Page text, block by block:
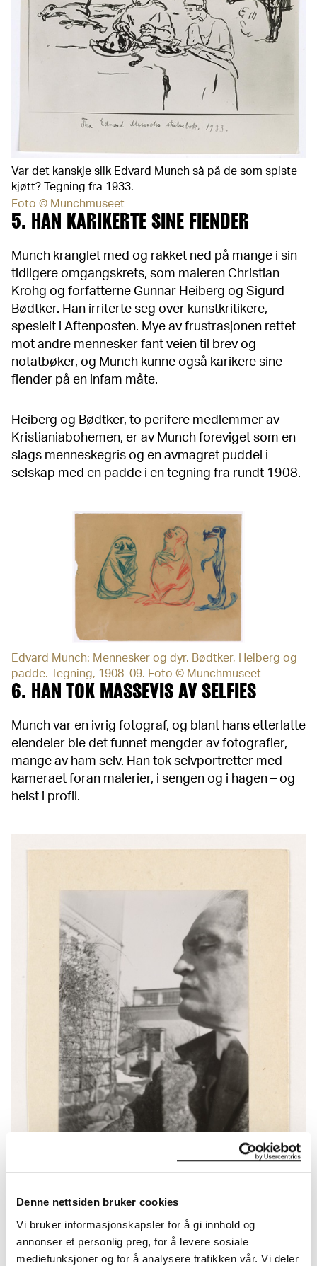
Denne nettsiden bruker cookies
Vi bruker informasjonskapsler for å gi innhold og
annonser et personlig preg, for å levere sosiale
mediefunksjoner og for å analysere trafikken vår. Vi deler
Var det kanskje slik Edvard Munch så på de som spiste
kjøtt? Tegning fra 1933.
Foto © Munchmuseet
5. HAN KARIKERTE SINE FIENDER
Munch kranglet med og rakket ned på mange i sin
tidligere omgangskrets, som maleren Christian
Krohg og forfatterne Gunnar Heiberg og Sigurd
Bødtker. Han irriterte seg over kunstkritikere,
spesielt i Aftenposten. Mye av frustrasjonen rettet
mot andre mennesker fant veien til brev og
notatbøker, og Munch kunne også karikere sine
fiender på en infam måte.
Heiberg og Bødtker, to perifere medlemmer av
Kristianiabohemen, er av Munch foreviget som en
slags menneskegris og en avmagret puddel i
selskap med en padde i en tegning fra rundt 1908.
Edvard Munch: Mennesker og dyr. Bødtker, Heiberg og
padde. Tegning, 1908–09. Foto © Munchmuseet
6. HAN TOK MASSEVIS AV SELFIES
Munch var en ivrig fotograf, og blant hans etterlatte
eiendeler ble det funnet mengder av fotografier,
mange av ham selv. Han tok selvportretter med
kameraet foran malerier, i sengen og i hagen – og
helst i profil.
Edvard Munch i profil i hagen, med Vinteratelieret i
bakgrunnen I, 1930. Foto: Edvard Munch. ©
Utforsk flere av Munchs fotografier her